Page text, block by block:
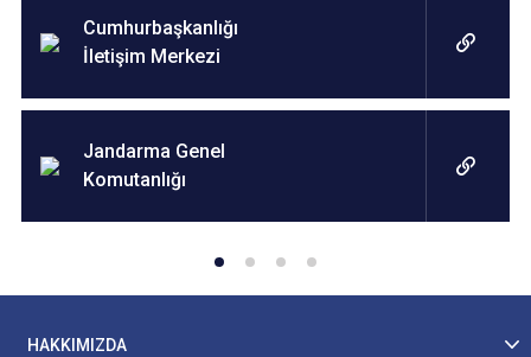
Cumhurbaşkanlığı
İletişim Merkezi
Jandarma Genel
Komutanlığı
HAKKIMIZDA